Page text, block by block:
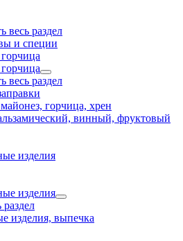
весь раздел
и специи
весь раздел
горчица, хрен
винный, фруктовый
изделия
изделия
раздел
изделия, выпечка